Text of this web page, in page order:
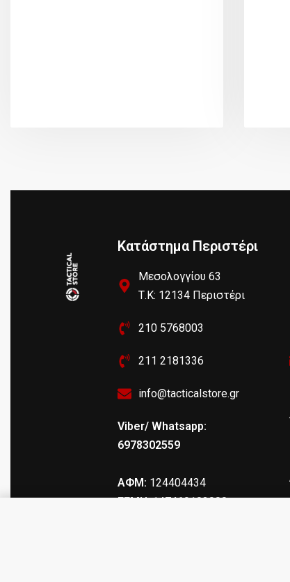
Κατάστημα Περιστέρι
Μεσολογγίου 63
Τ.Κ: 12134 Περιστέρι
210 5768003
211 2181336
info@tacticalstore.gr
Viber/ Whatsapp:
6978302559
ΑΦΜ: 124404434
ΓΕΜΗ: 147469103000